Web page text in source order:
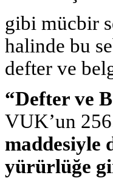
gibi mücbir
halinde bu
defter ve
“Defter ve
VUK’un
maddesiyle
yürürlüğe